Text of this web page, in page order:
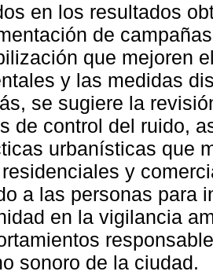
en los resultados
de
que mejoren
y las medidas
se sugiere la
de control del ruido,
urbanísticas que
y
a las personas para
en la vigilancia
sonoro de la ciudad.